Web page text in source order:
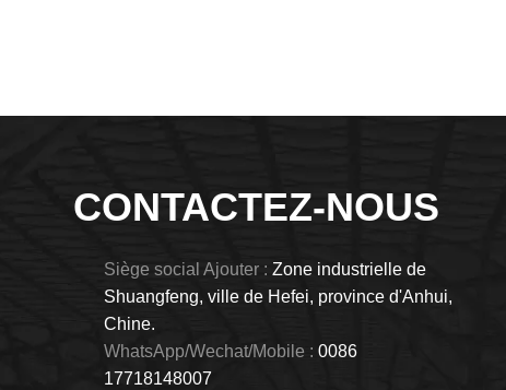
CONTACTEZ-NOUS
Siège social Ajouter : Zone industrielle de
Shuangfeng, ville de Hefei, province d'Anhui,
Chine.
WhatsApp/Wechat/Mobile : 0086
17718148007